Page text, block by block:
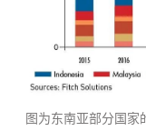
图为东南亚部分国家